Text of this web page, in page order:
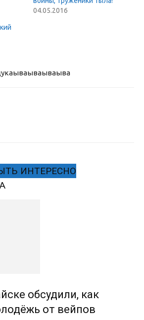
04.05.2016
ываываыва
ИНТЕРЕСНО
обсудили, как
от вейпов